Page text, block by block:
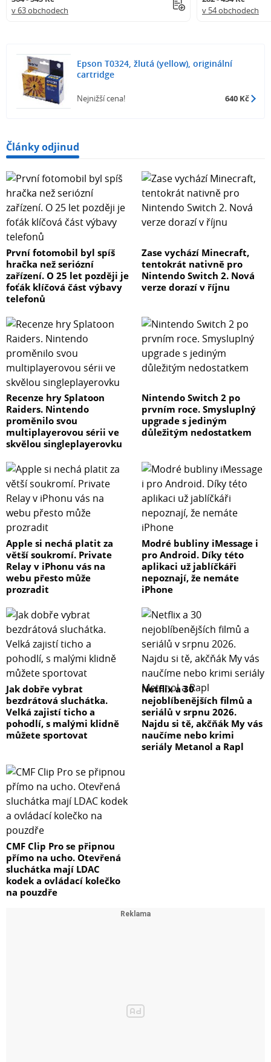
v 63 obchodech
v 54 obchodech
Epson T0324, žlutá (yellow), originální
cartridge
Nejnižší cena! 640 Kč
Články odjinud
První fotomobil byl spíš
hračka než seriózní
zařízení. O 25 let později je
foťák klíčová část výbavy
telefonů
Zase vychází Minecraft,
tentokrát nativně pro
Nintendo Switch 2. Nová
verze dorazí v říjnu
Recenze hry Splatoon
Raiders. Nintendo
proměnilo svou
multiplayerovou sérii ve
skvělou singleplayerovku
Nintendo Switch 2 po
prvním roce. Smysluplný
upgrade s jediným
důležitým nedostatkem
Apple si nechá platit za
větší soukromí. Private
Relay v iPhonu vás na
webu přesto může
prozradit
Modré bubliny iMessage i
pro Android. Díky této
aplikaci už jablíčkáři
nepoznají, že nemáte
iPhone
Jak dobře vybrat
bezdrátová sluchátka.
Velká zajistí ticho a
pohodlí, s malými klidně
můžete sportovat
Netflix a 30
nejoblíbenějších filmů a
seriálů v srpnu 2026.
Najdu si tě, akčňák My vás
naučíme nebo krimi
seriály Metanol a Rapl
CMF Clip Pro se připnou
přímo na ucho. Otevřená
sluchátka mají LDAC
kodek a ovládací kolečko
na pouzdře